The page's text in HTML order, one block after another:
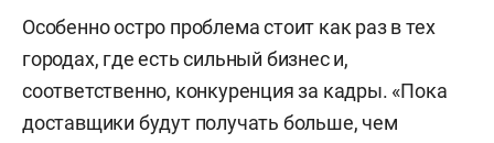
Особенно остро проблема стоит как раз в тех
городах, где есть сильный бизнес и,
соответственно, конкуренция за кадры. «Пока
доставщики будут получать больше, чем